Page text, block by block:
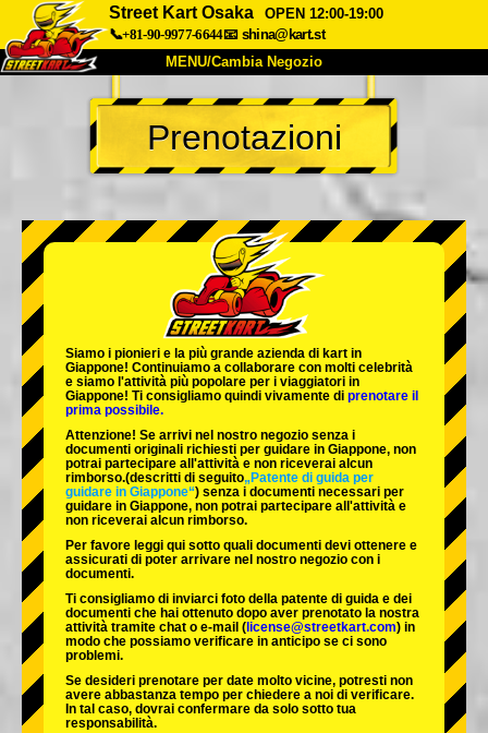
Street Kart Osaka
OPEN 12:00-19:00
📞+81-90-9977-6644📧 shina@kart.st
MENU/Cambia Negozio
INIZIO
Chi Siamo Specifiche Prezzo
Azienda Prenotazioni
Cambia Negozio
Tokyo Shinagawa Tokyo Akihabara#1
Tokyo Akihabara#2
Tokyo Shibuya Annex Tokyo Bay
Tokyo Asakusa Osaka
Okinawa
Prenotazioni
Siamo i pionieri e la più grande azienda di kart in
Giappone! Continuiamo a collaborare con molti celebrità
e siamo l'attività più popolare per i viaggiatori in
Giappone! Ti consigliamo quindi vivamente di prenotare il
prima possibile.
Attenzione! Se arrivi nel nostro negozio senza i
documenti originali richiesti per guidare in Giappone, non
potrai partecipare all'attività e non riceverai alcun
rimborso.(descritti di seguito„Patente di guida per
guidare in Giappone“) senza i documenti necessari per
guidare in Giappone, non potrai partecipare all'attività e
non riceverai alcun rimborso.
Per favore leggi qui sotto quali documenti devi ottenere e
assicurati di poter arrivare nel nostro negozio con i
documenti.
Ti consigliamo di inviarci foto della patente di guida e dei
documenti che hai ottenuto dopo aver prenotato la nostra
attività tramite chat o e-mail ( license@streetkart.com) in
modo che possiamo verificare in anticipo se ci sono
problemi.
Se desideri prenotare per date molto vicine, potresti non
avere abbastanza tempo per chiedere a noi di verificare.
In tal caso, dovrai confermare da solo sotto tua
responsabilità.